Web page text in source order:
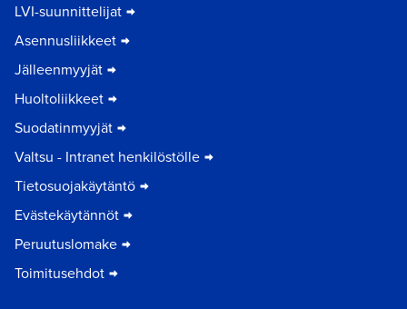
LVI-suunnittelijat
Asennusliikkeet
Jälleenmyyjät
Huoltoliikkeet
Suodatinmyyjät
Valtsu - Intranet henkilöstölle
Tietosuojakäytäntö
Evästekäytännöt
Peruutuslomake
Toimitusehdot